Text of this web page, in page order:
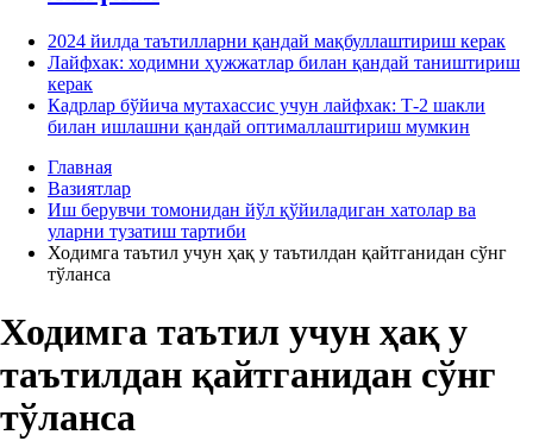
2024 йилда таътилларни қандай мақбуллаштириш керак
Лайфхак: ходимни ҳужжатлар билан қандай таништириш
керак
Кадрлар бўйича мутахассис учун лайфхак: Т-2 шакли
билан ишлашни қандай оптималлаштириш мумкин
Главная
Вазиятлар
Иш берувчи томонидан йўл қўйиладиган хатолар ва
уларни тузатиш тартиби
Ходимга таътил учун ҳақ у таътилдан қайтганидан сўнг
тўланса
Ходимга таътил учун ҳақ у
таътилдан қайтганидан сўнг
тўланса